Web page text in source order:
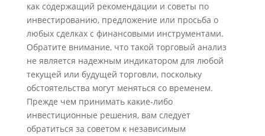
как содержащий рекомендации и советы по
инвестированию, предложение или просьба о
любых сделках с финансовыми инструментами.
Обратите внимание, что такой торговый анализ
не является надежным индикатором для любой
текущей или будущей торговли, поскольку
обстоятельства могут меняться со временем.
Прежде чем принимать какие-либо
инвестиционные решения, вам следует
обратиться за советом к независимым